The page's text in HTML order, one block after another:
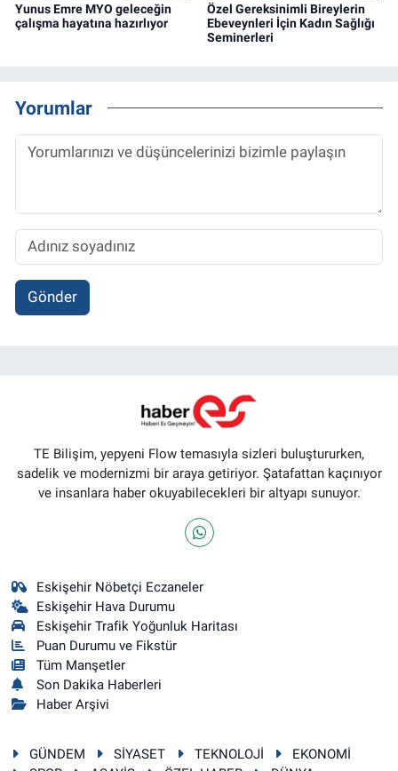
Yunus Emre MYO geleceğin
çalışma hayatına hazırlıyor
Özel Gereksinimli Bireylerin
Ebeveynleri İçin Kadın Sağlığı
Seminerleri
Yorumlar
Gönder
TE Bilişim, yepyeni Flow temasıyla sizleri buluştururken,
sadelik ve modernizmi bir araya getiriyor. Şatafattan kaçınıyor
ve insanlara haber okuyabilecekleri bir altyapı sunuyor.
Eskişehir Nöbetçi Eczaneler
Eskişehir Hava Durumu
Eskişehir Trafik Yoğunluk Haritası
Puan Durumu ve Fikstür
Tüm Manşetler
Son Dakika Haberleri
Haber Arşivi
GÜNDEM SİYASET TEKNOLOJİ
EKONOMİ